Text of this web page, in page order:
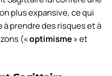
plus expansive, ce qui
prendre des risques et à
(«optimisme» et